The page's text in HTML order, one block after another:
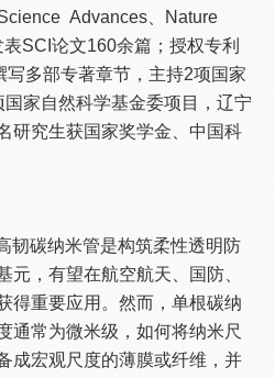
Advances、Nature
SCI论文160余篇；授权专利
多部专著章节，主持2项国家
家自然科学基金委项目，辽宁
研究生获国家奖学金、中国科
韧碳纳米管是构筑柔性透明防
元，有望在航空航天、国防、
得重要应用。然而，单根碳纳
通常为微米级，如何将纳米尺
成宏观尺度的薄膜或纤维，并